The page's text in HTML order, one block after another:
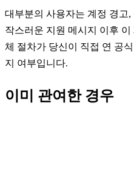
대부분의 사용자는 계정 경고
작스러운 지원 메시지 이후
체 절차가 당신이 직접 연 공
지 여부입니다.
이미 관여한 경우